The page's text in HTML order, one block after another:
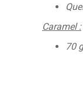
Caramel :
70